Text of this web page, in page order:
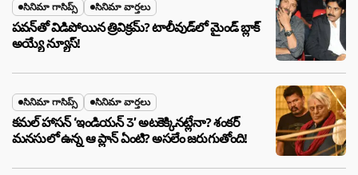
సినిమా గాసిప్స్ సినిమా వార్తలు
పవన్‌తో విడిపోయిన త్రివిక్రమ్? టాలీవుడ్‌లో మైండ్ బ్లాక్
అయ్యే న్యూస్!
సినిమా గాసిప్స్ సినిమా వార్తలు
కమల్ హాసన్ ‘ఇండియన్ 3’ అటకెక్కినట్లేనా? శంకర్
మనసులో ఉన్న ఆ ప్లాన్ ఏంటి? అసలేం జరుగుతోంది!